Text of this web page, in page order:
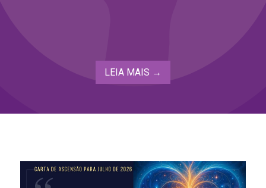
LEIA MAIS →